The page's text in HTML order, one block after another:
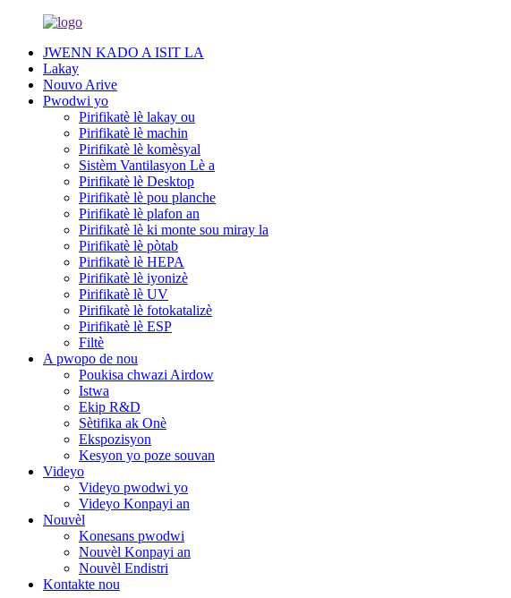
JWENN KADO A ISIT LA
Lakay
Nouvo Arive
Pwodwi yo
Pirifikatè lè lakay ou
Pirifikatè lè machin
Pirifikatè lè komèsyal
Sistèm Vantilasyon Lè a
Pirifikatè lè Desktop
Pirifikatè lè pou planche
Pirifikatè lè plafon an
Pirifikatè lè ki monte sou miray la
Pirifikatè lè pòtab
Pirifikatè lè HEPA
Pirifikatè lè iyonizè
Pirifikatè lè UV
Pirifikatè lè fotokatalizè
Pirifikatè lè ESP
Filtè
A pwopo de nou
Poukisa chwazi Airdow
Istwa
Ekip R&D
Sètifika ak Onè
Ekspozisyon
Kesyon yo poze souvan
Videyo
Videyo pwodwi yo
Videyo Konpayi an
Nouvèl
Konesans pwodwi
Nouvèl Konpayi an
Nouvèl Endistri
Kontakte nou